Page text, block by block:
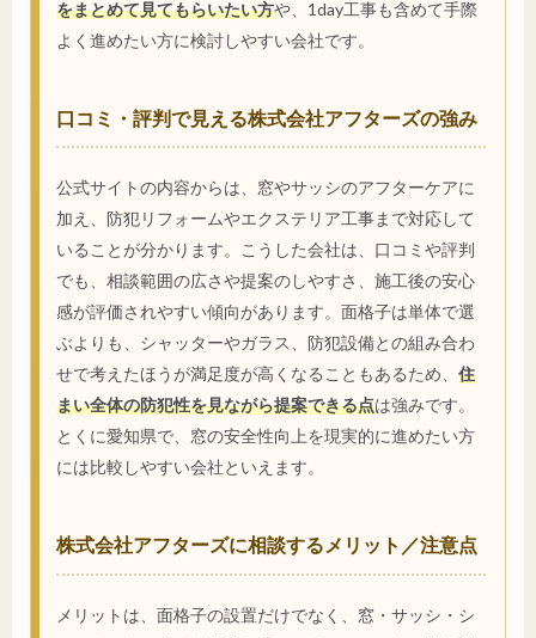
をまとめて見てもらいたい方や、1day工事も含めて手際
よく進めたい方に検討しやすい会社です。
口コミ・評判で見える株式会社アフターズの強み
公式サイトの内容からは、窓やサッシのアフターケアに
加え、防犯リフォームやエクステリア工事まで対応して
いることが分かります。こうした会社は、口コミや評判
でも、相談範囲の広さや提案のしやすさ、施工後の安心
感が評価されやすい傾向があります。面格子は単体で選
ぶよりも、シャッターやガラス、防犯設備との組み合わ
せで考えたほうが満足度が高くなることもあるため、 住
まい全体の防犯性を見ながら提案できる点は強みです。
とくに愛知県で、窓の安全性向上を現実的に進めたい方
には比較しやすい会社といえます。
株式会社アフターズに相談するメリット／注意点
メリットは、面格子の設置だけでなく、窓・サッシ・シ